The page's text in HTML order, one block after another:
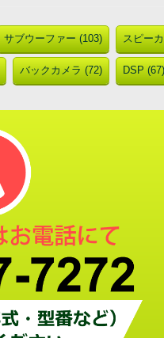
サブウーファー (103) スピー
バックカメラ (72) DSP (67)